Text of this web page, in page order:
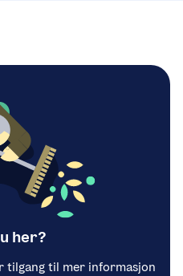
her?
tilgang til mer informasjon